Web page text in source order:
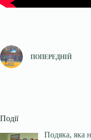
ПОПЕРЕДНІЙ
Події
Подяка, яка